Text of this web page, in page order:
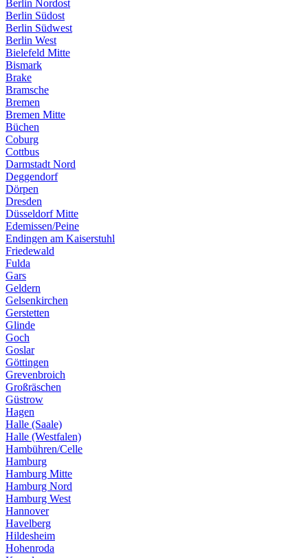
Berlin Nordost
Berlin Südost
Berlin Südwest
Berlin West
Bielefeld Mitte
Bismark
Brake
Bramsche
Bremen
Bremen Mitte
Büchen
Coburg
Cottbus
Darmstadt Nord
Deggendorf
Dörpen
Dresden
Düsseldorf Mitte
Edemissen/Peine
Endingen am Kaiserstuhl
Friedewald
Fulda
Gars
Geldern
Gelsenkirchen
Gerstetten
Glinde
Goch
Goslar
Göttingen
Grevenbroich
Großräschen
Güstrow
Hagen
Halle (Saale)
Halle (Westfalen)
Hambühren/Celle
Hamburg
Hamburg Mitte
Hamburg Nord
Hamburg West
Hannover
Havelberg
Hildesheim
Hohenroda